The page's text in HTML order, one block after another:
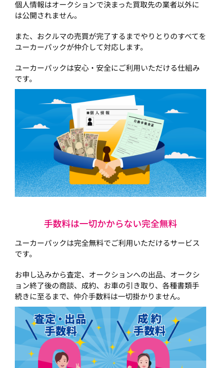
個人情報はオークションで決まった買取先の業者以外に
は公開されません。
また、おクルマの売買が完了するまでやりとりのすべてを
ユーカーパックが仲介して対応します。
ユーカーパックは安心・安全にご利用いただける仕組み
です。
手数料は一切かからない完全無料
ユーカーパックは完全無料でご利用いただけるサービス
です。
お申し込みから査定、オークションへの出品、オークシ
ョン終了後の商談、成約、お車の引き取り、各種書類手
続きに至るまで、仲介手数料は一切掛かりません。